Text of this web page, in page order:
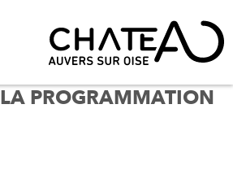
PROGRAMMATION